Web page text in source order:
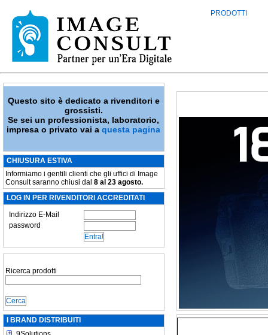
PRODOTTI
Questo sito è dedicato a rivenditori e
grossisti.
Se sei un professionista, laboratorio,
impresa o privato vai aquesta pagina
CHIUSURA ESTIVA
Informiamo i gentili clienti che gli uffici di Image
Consult saranno chiusi dal 8 al 23 agosto.
LOG IN PER RIVENDITORI ACCREDITATI
Indirizzo E-Mail
password
Ricerca prodotti
I BRAND DISTRIBUITI